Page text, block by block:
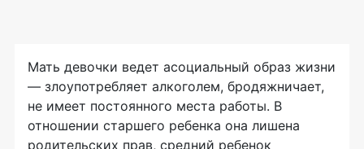
Мать девочки ведет асоциальный образ жизни
— злоупотребляет алкоголем, бродяжничает,
не имеет постоянного места работы. В
отношении старшего ребенка она лишена
родительских прав, средний ребенок